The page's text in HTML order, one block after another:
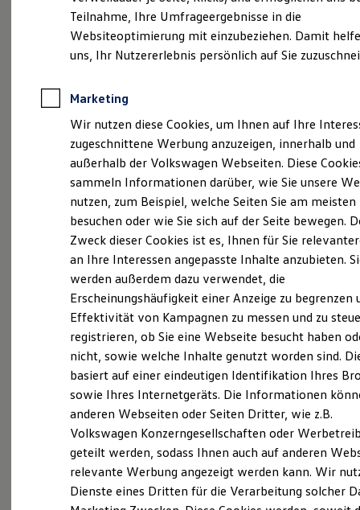
Geschäftskunden
Professional Class bei Volkswagen
Großkunden
Behörden
Anpfiff zum Gewinn
Elektroautos
ID. Tutorials
Elektrofahrzeugkonzepte
Reichweite
Reichweite der ID. Modelle
Reichweite im Winter
Laden
Laden unterwegs
Laden Zuhause
Ladezeitensimulator
Batterie
Sicherheit
Garantie und Lebensdauer
Nachhaltigkeit
Technologie
Kosten und Kauf
Verbrauchskosten
Kaufoptionen
E-Auto-Förderung
Software und Konnektivität
Die ID. Software 6
ID. Software Versionen und Updates
Digitale Extras
Schnittstellen zu Ihrem ID.
Impressum & Rechtliches
Details des Golf
Exterieur
Harmonisch aufeinander abgestimmt: Mit
beleuchtendem VolkswagenLogo und schnittigen
Frontstoßfängern weiß der Golfoptisch zu
überzeugen. Auch die neuen Scheinwerfer und
Rückleuchten mit optionalen dynamischen
Teilnahme, Ihre Umfrageergebnisse in die
Websiteoptimierung mit einzubeziehen. Damit
uns, Ihr Nutzererlebnis persönlich auf Sie
Marketing
Wir nutzen diese Cookies, um Ihnen auf Ihre
zugeschnittene Werbung anzuzeigen, innerhalb und
außerhalb der Volkswagen Webseiten. Diese
sammeln Informationen darüber, wie Sie unsere
nutzen, zum Beispiel, welche Seiten Sie am meisten
besuchen oder wie Sie sich auf der Seite bewegen.
Zweck dieser Cookies ist es, Ihnen für Sie
an Ihre Interessen angepasste Inhalte anzubieten.
werden außerdem dazu verwendet, die
Erscheinungshäufigkeit einer Anzeige zu begrenzen
Effektivität von Kampagnen zu messen und zu
registrieren, ob Sie eine Webseite besucht haben
nicht, sowie welche Inhalte genutzt worden sind.
basiert auf einer eindeutigen Identifikation Ihres
sowie Ihres Internetgeräts. Die Informationen
anderen Webseiten oder Seiten Dritter, wie z.B.
Volkswagen Konzerngesellschaften oder
geteilt werden, sodass Ihnen auch auf anderen
relevante Werbung angezeigt werden kann. Wir
Dienste eines Dritten für die Verarbeitung solcher